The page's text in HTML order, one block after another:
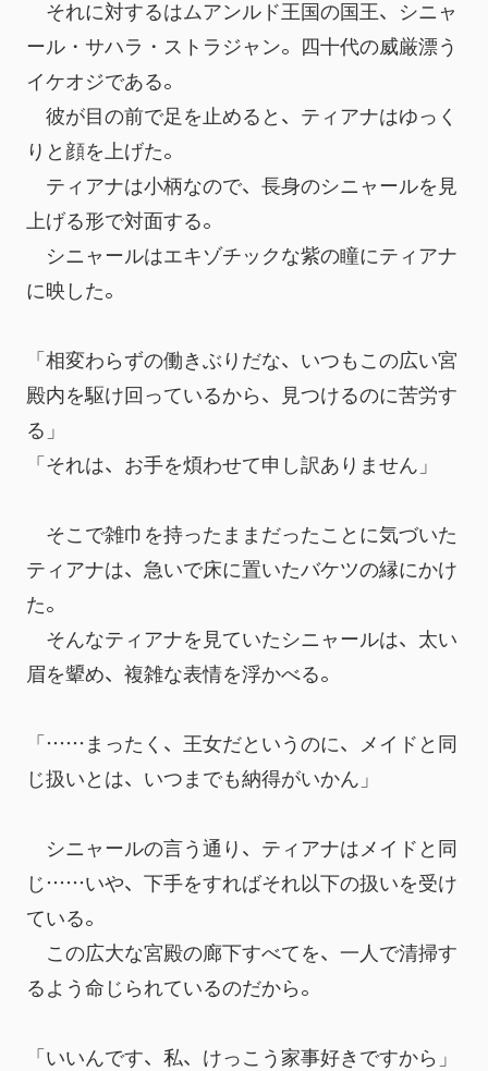
それに対するはムアンルド王国の国王、シニャ
ール・サハラ・ストラジャン。四十代の威厳漂う
イケオジである。
彼が目の前で足を止めると、ティアナはゆっく
りと顔を上げた。
ティアナは小柄なので、長身のシニャールを見
上げる形で対面する。
シニャールはエキゾチックな紫の瞳にティアナ
に映した。
「相変わらずの働きぶりだな、いつもこの広い宮
殿内を駆け回っているから、見つけるのに苦労す
る」
「それは、お手を煩わせて申し訳ありません」
そこで雑巾を持ったままだったことに気づいた
ティアナは、急いで床に置いたバケツの縁にかけ
た。
そんなティアナを見ていたシニャールは、太い
眉を顰め、複雑な表情を浮かべる。
「……まったく、王女だというのに、メイドと同
じ扱いとは、いつまでも納得がいかん」
シニャールの言う通り、ティアナはメイドと同
じ……いや、下手をすればそれ以下の扱いを受け
ている。
この広大な宮殿の廊下すべてを、一人で清掃す
るよう命じられているのだから。
「いいんです、私、けっこう家事好きですから」